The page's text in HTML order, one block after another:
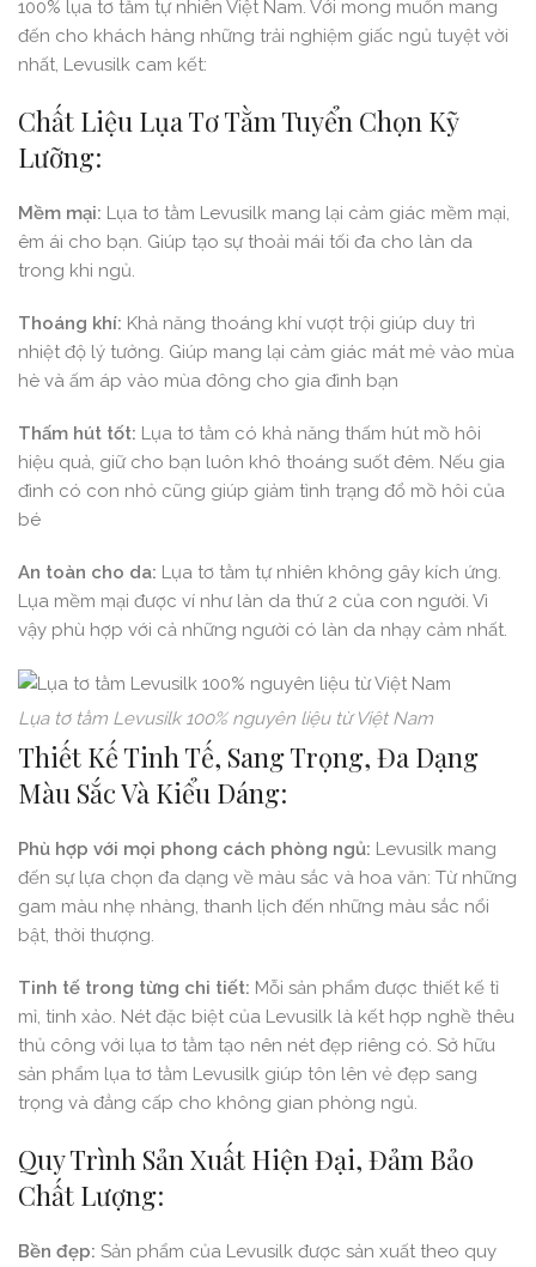
100% lụa tơ tằm tự nhiên Việt Nam. Với mong muốn mang
đến cho khách hàng những trải nghiệm giấc ngủ tuyệt vời
nhất, Levusilk cam kết:
Chất Liệu Lụa Tơ Tằm Tuyển Chọn Kỹ
Lưỡng:
Mềm mại: Lụa tơ tằm Levusilk mang lại cảm giác mềm mại,
êm ái cho bạn. Giúp tạo sự thoải mái tối đa cho làn da
trong khi ngủ.
Thoáng khí: Khả năng thoáng khí vượt trội giúp duy trì
nhiệt độ lý tưởng. Giúp mang lại cảm giác mát mẻ vào mùa
hè và ấm áp vào mùa đông cho gia đình bạn
Thấm hút tốt: Lụa tơ tằm có khả năng thấm hút mồ hôi
hiệu quả, giữ cho bạn luôn khô thoáng suốt đêm. Nếu gia
đình có con nhỏ cũng giúp giảm tình trạng đổ mồ hôi của
bé
An toàn cho da: Lụa tơ tằm tự nhiên không gây kích ứng.
Lụa mềm mại được ví như làn da thứ 2 của con người. Vì
vậy phù hợp với cả những người có làn da nhạy cảm nhất.
Lụa tơ tằm Levusilk 100% nguyên liệu từ Việt Nam
Thiết Kế Tinh Tế, Sang Trọng, Đa Dạng
Màu Sắc Và Kiểu Dáng:
Phù hợp với mọi phong cách phòng ngủ: Levusilk mang
đến sự lựa chọn đa dạng về màu sắc và hoa văn: Từ những
gam màu nhẹ nhàng, thanh lịch đến những màu sắc nổi
bật, thời thượng.
Tinh tế trong từng chi tiết: Mỗi sản phẩm được thiết kế tỉ
mỉ, tinh xảo. Nét đặc biệt của Levusilk là kết hợp nghề thêu
thủ công với lụa tơ tằm tạo nên nét đẹp riêng có. Sở hữu
sản phẩm lụa tơ tằm Levusilk giúp tôn lên vẻ đẹp sang
trọng và đẳng cấp cho không gian phòng ngủ.
Quy Trình Sản Xuất Hiện Đại, Đảm Bảo
Chất Lượng:
Bền đẹp: Sản phẩm của Levusilk được sản xuất theo quy